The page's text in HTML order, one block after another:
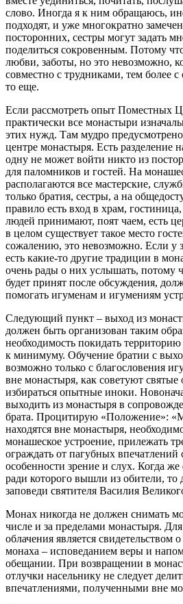
слово. Иногда я к ним обращаюсь,
подходят, и уже многократно
посторонних, сестры могут задать
поделиться сокровенным. Потому
любви, заботы, но это невозможно,
совместно с трудниками, тем более
то еще.
Если рассмотреть опыт Поместных
практически все монастыри
этих нужд. Там мудро
центре монастыря. Есть разделение
одну не может войти никто из
для паломников и гостей. На
располагаются все мастерские,
только братия, сестры, а на
правило есть вход в храм,
людей принимают, поят чаем, есть
в целом существует такое место
сожалению, это невозможно. Если у
есть какие-то другие традиции в
очень рады о них услышать, потому
будет принят после обсуждения,
помогать игуменам и игумениям
Следующий пункт – выход из
должен быть организован таким
необходимость покидать
к минимуму. Обучение братии с
возможно только с благословения
вне монастыря, как советуют
избираться опытные иноки.
выходить из монастыря в
брата. Процитирую «Положение»:
находятся вне монастыря,
монашеское устроение, прилежать
ограждать от пагубных впечатлений
особенности зрение и слух. Когда
ради которого вышли из обители, то
заповеди святителя Василия
Монах никогда не должен снимать
числе и за пределами монастыря.
облачения является свидетельством
монаха – исповеданием веры и
обещании. При возвращении в
отлучки насельнику не следует
впечатлениями, полученными вне